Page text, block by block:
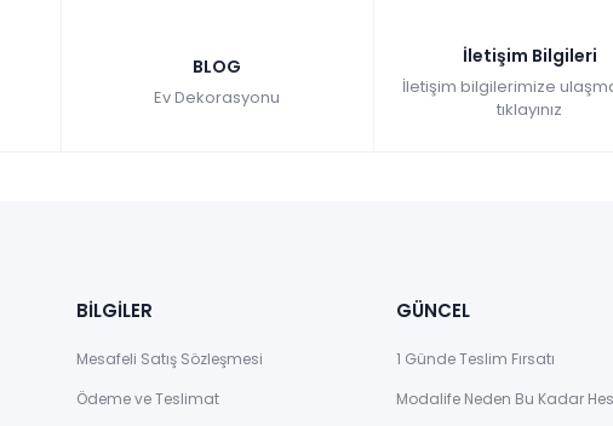
₺199.970,00
BLOG
Ev Dekorasyonu
İletişim Bilgileri
İletişim bilgilerimize
tıklayınız
BİLGİLER
Mesafeli Satış Sözleşmesi
Ödeme ve Teslimat
GÜNCEL
1 Günde Teslim Fırsatı
Modalife Neden Bu Kadar